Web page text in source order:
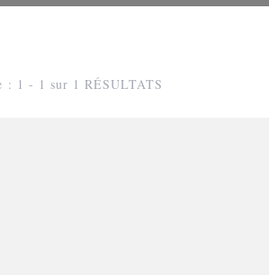
: 1 - 1 sur 1 RÉSULTATS